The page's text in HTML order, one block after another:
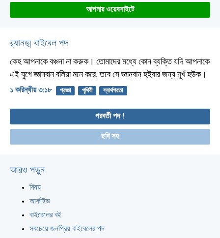
আপনার ওয়েবসাইটে
র‌্যানড্ম বাইবেল পদ
কেহ আপনাকে বঞ্চনা না করুক। তোমাদের মধ্যে কোন ব্যক্তি যদি আপনাকে
এই যুগে জ্ঞানবান বলিয়া মনে করে, তবে সে জ্ঞানবান হইবার জন্য মূর্খ হউক।
১ করিন্থীয় ৩:১৮ প্রজ্ঞা পৃথিবী স্বার্থপরতা
পরবর্তী পদ !
ছবি সহ
আরও পড়ুন
বিষয়
আর্কাইভ
বাইবেলের বই
সবচেয়ে জনপ্রিয় বাইবেলের পদ